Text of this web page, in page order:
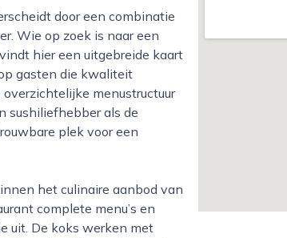
Wie op zoek is naar een
hier een uitgebreide kaart
gasten die kwaliteit
menustructuur
sushiliefhebber als de
plek voor een
complete menu’s en
uit. De koks werken met